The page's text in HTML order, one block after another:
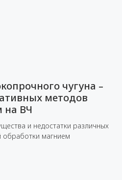
чугуна –
методов
на ВЧ
и недостатки различных
магнием